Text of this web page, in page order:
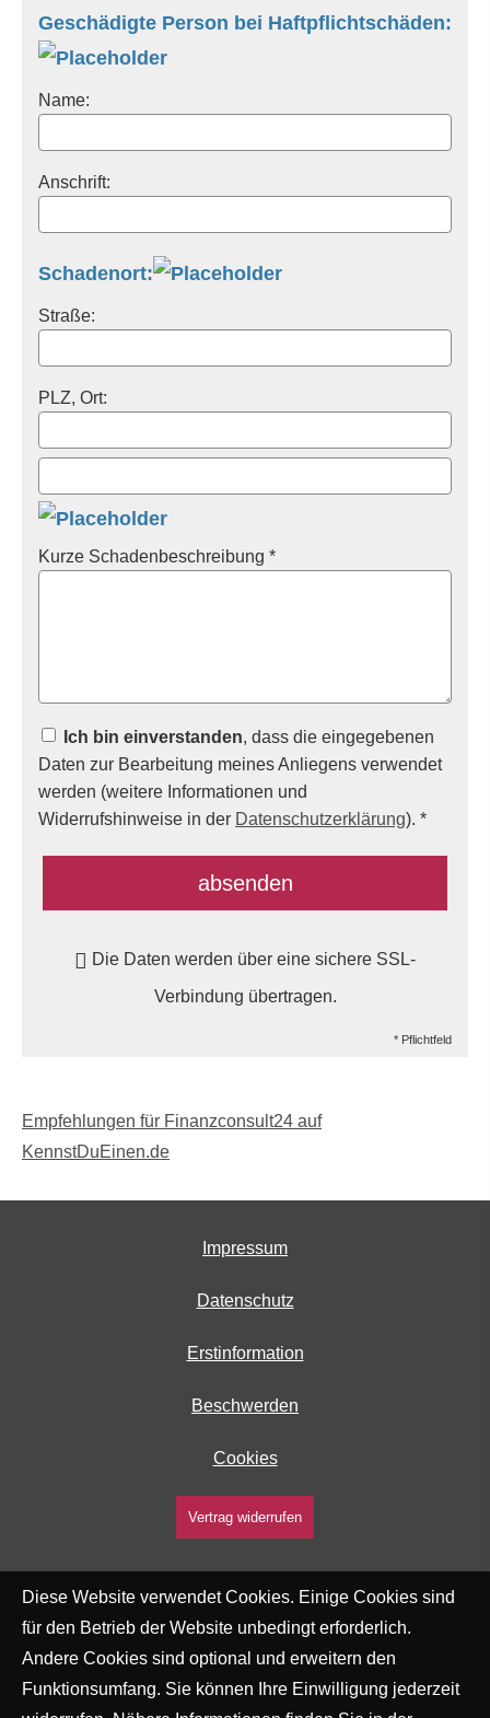
Geschädigte Person bei Haft­pflichtschäden:
Name:
Anschrift:
Schadenort:
Straße:
PLZ, Ort:
Kurze Schadenbeschreibung *
Ich bin einverstanden, dass die eingegebenen
Daten zur Bearbeitung meines Anliegens verwendet
werden (weitere Informationen und
Widerrufshinweise in der Datenschutzerklärung). *
absenden
Die Daten werden über eine sichere SSL-
Verbindung übertragen.
* Pflichtfeld
Empfehlungen für Finanzconsult24 auf
KennstDuEinen.de
Impressum
Datenschutz
Erstinformation
Beschwerden
Cookies
Vertrag widerrufen
Diese Website verwendet Cookies. Einige Cookies sind
für den Betrieb der Website unbedingt erforderlich.
Andere Cookies sind optional und erweitern den
Funktionsumfang. Sie können Ihre Einwilligung jederzeit